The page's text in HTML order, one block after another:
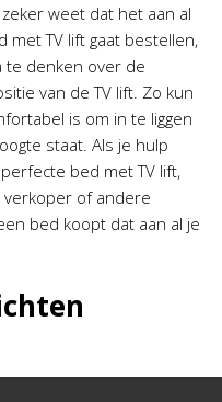
weet dat het aan al
met TV lift gaat bestellen,
te denken over de
van de TV lift. Zo kun
is om in te liggen
staat. Als je hulp
bed met TV lift,
verkoper of andere
bed koopt dat aan al je